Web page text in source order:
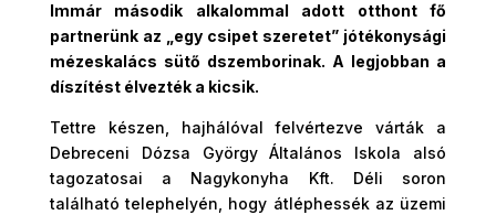
Immár második alkalommal adott otthont fő
partnerünk az „egy csipet szeretet” jótékonysági
mézeskalács sütő dszemborinak. A legjobban a
díszítést élvezték a kicsik.
Tettre készen, hajhálóval felvértezve várták a
Debreceni Dózsa György Általános Iskola alsó
tagozatosai a Nagykonyha Kft. Déli soron
található telephelyén, hogy átléphessék az üzemi